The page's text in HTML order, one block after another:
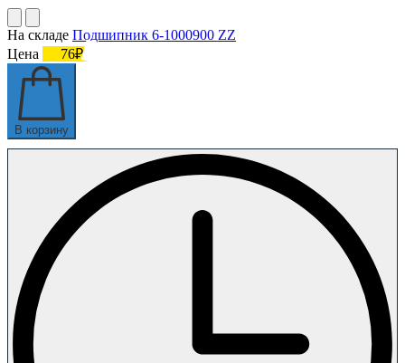
На складе Подшипник 6-1000900 ZZ
Цена
76₽
В корзину